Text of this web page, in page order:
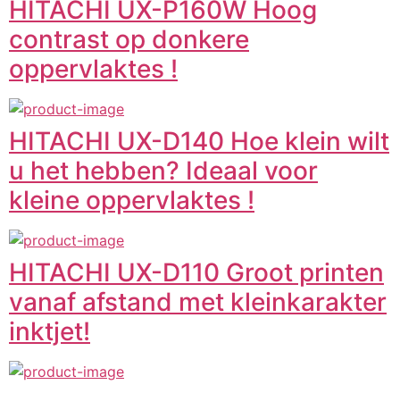
HITACHI UX-P160W Hoog
contrast op donkere
oppervlaktes !
HITACHI UX-D140 Hoe klein wilt
u het hebben? Ideaal voor
kleine oppervlaktes !
HITACHI UX-D110 Groot printen
vanaf afstand met kleinkarakter
inktjet!